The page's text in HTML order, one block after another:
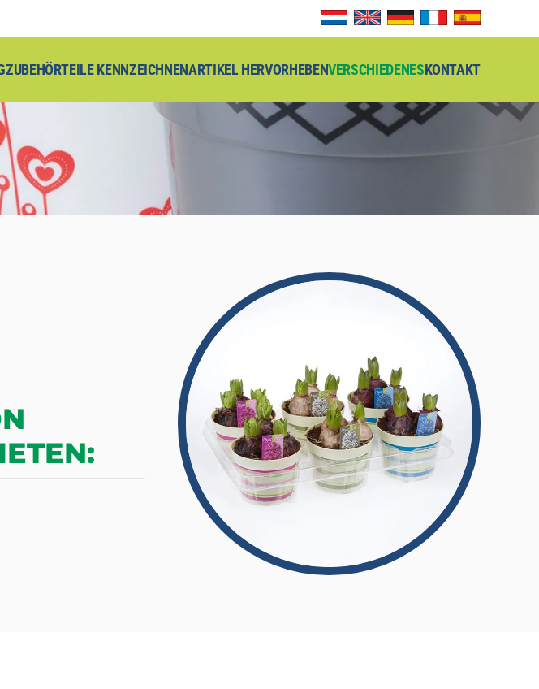
ZUBEHÖRTEILE KENNZEICHNENARTIKEL HERVORHEBENVERSCHIEDENESKONTAKT